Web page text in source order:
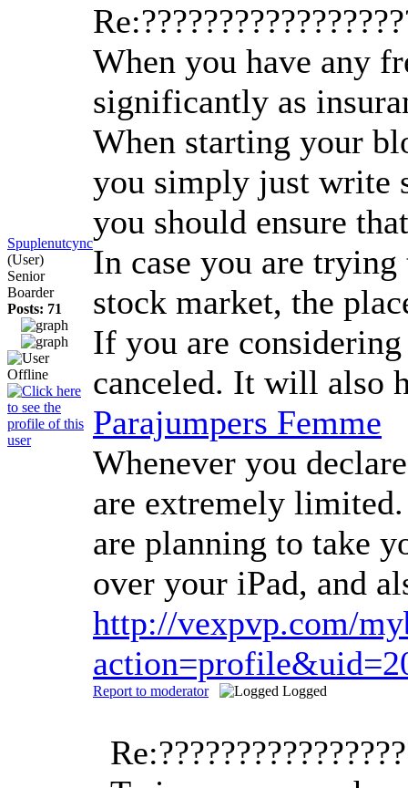
Spuplenutcync
(User)
Senior
Boarder
Posts: 71
When you have any
significantly as
When starting your
you simply just write
you should ensure
In case you are
stock market, the
If you are
canceled. It will also
Parajumpers Femme
Whenever you
are extremely
are planning to take
over your iPad, and
http://vexpvp.com/
Report to moderator Logged